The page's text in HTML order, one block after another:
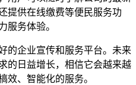
提供在线缴费等便民服务功
服务体验。
的企业宣传和服务平台。未来
的日益增长，相信它会越来越
效、智能化的服务。